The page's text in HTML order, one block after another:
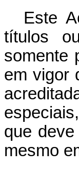
Este
títulos
somente
em vigor
que
mesmo